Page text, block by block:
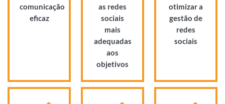
comunicação
eficaz
as redes
sociais
mais
adequadas
aos
objetivos
otimizar a
gestão de
redes
sociais